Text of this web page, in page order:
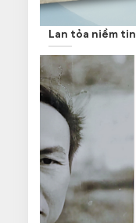
Lan tỏa niềm tin